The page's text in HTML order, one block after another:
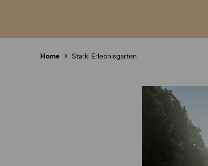
Home Starkl Erlebnisgarten